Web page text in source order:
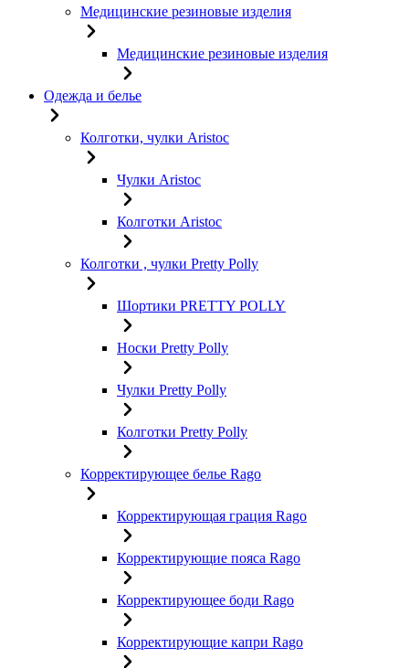
Медицинские резиновые изделия
Медицинские резиновые изделия
Одежда и белье
Колготки, чулки Aristoc
Чулки Aristoc
Колготки Aristoc
Колготки , чулки Pretty Polly
Шортики PRETTY POLLY
Носки Pretty Polly
Чулки Pretty Polly
Колготки Pretty Polly
Корректирующее белье Rago
Корректирующая грация Rago
Корректирующие пояса Rago
Корректирующее боди Rago
Корректирующие капри Rago